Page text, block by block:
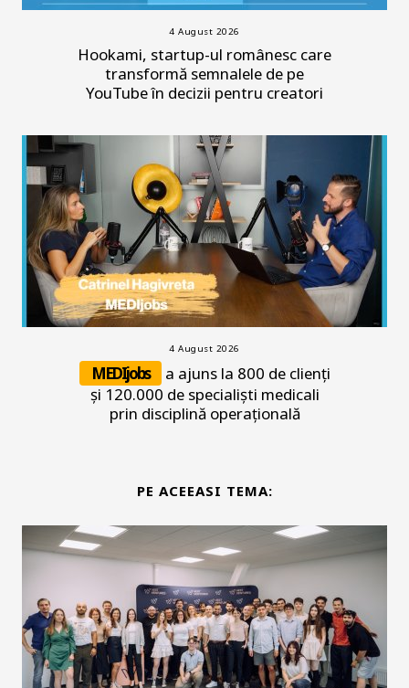
4 August 2026
Hookami, startup-ul românesc care
transformă semnalele de pe
YouTube în decizii pentru creatori
4 August 2026
MEDIjobs
a ajuns la 800 de clienți
și 120.000 de specialiști medicali
prin disciplină operațională
PE ACEEASI TEMA: